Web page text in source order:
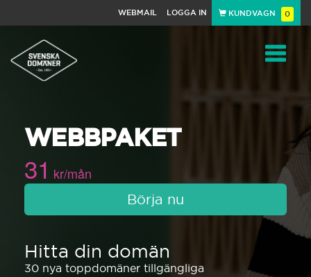
WEBMAIL LOGGA IN KUNDVAGN 0
Toggle
WEBBPAKET
31 kr/mån
Börja nu
Hitta din domän
30 nya toppdomäner tillgängliga